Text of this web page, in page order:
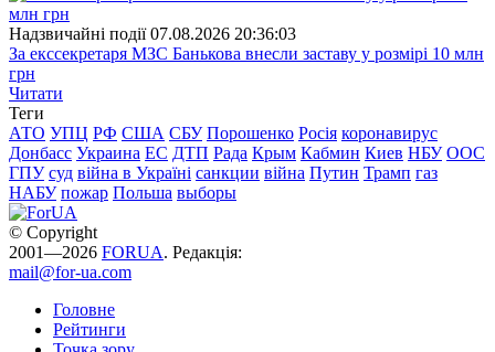
Надзвичайні події 07.08.2026 20:36:03
За екссекретаря МЗС Банькова внесли заставу у розмірі 10 млн
грн
Читати
Теги
АТО УПЦ РФ США СБУ Порошенко Росія коронавирус
Донбасс Украина ЕС ДТП Рада Крым Кабмин Киев НБУ ООС
ГПУ суд війна в Україні санкции війна Путин Трамп газ
НАБУ пожар Польша выборы
© Copyright
2001—2026 FORUA. Редакція:
mail@for-ua.com
Головне
Рейтинги